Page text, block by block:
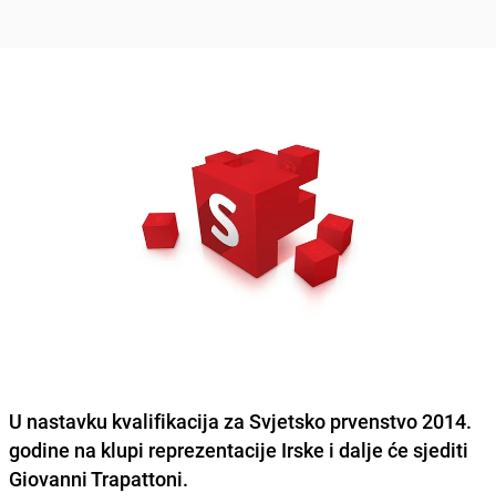
U nastavku kvalifikacija za Svjetsko prvenstvo 2014.
godine na klupi reprezentacije Irske i dalje će sjediti
Giovanni Trapattoni.